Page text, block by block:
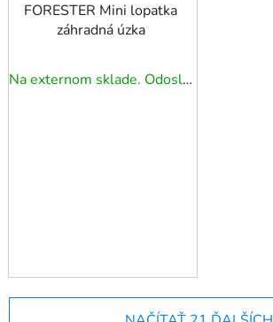
FORESTER Mini lopatka
záhradná úzka
Na externom sklade. Odoslanie 3 - 5 prac. dní.